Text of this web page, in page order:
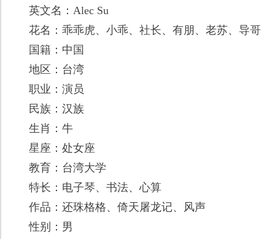
英文名：Alec Su
花名：乖乖虎、小乖、社长、有朋、老苏、导哥
国籍：中国
地区：台湾
职业：演员
民族：汉族
生肖：牛
星座：处女座
教育：台湾大学
特长：电子琴、书法、心算
作品：还珠格格、倚天屠龙记、风声
性别：男